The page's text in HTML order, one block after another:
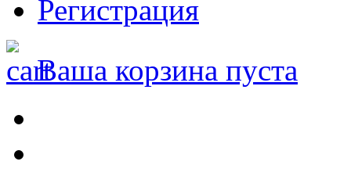
Регистрация
Ваша корзина пуста